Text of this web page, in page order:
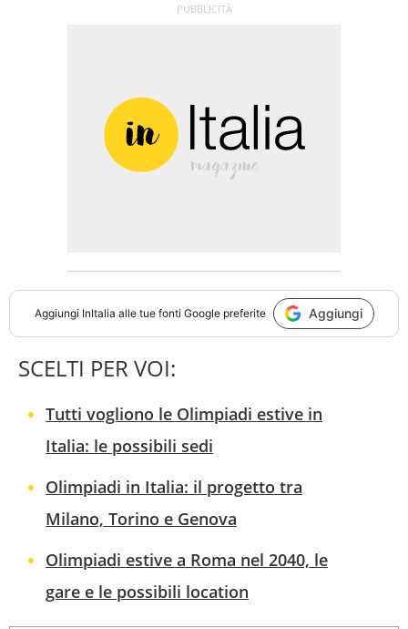
Aggiungi InItalia alle tue fonti Google preferite Aggiungi
SCELTI PER VOI:
Tutti vogliono le Olimpiadi estive in
Italia: le possibili sedi
Olimpiadi in Italia: il progetto tra
Milano, Torino e Genova
Olimpiadi estive a Roma nel 2040, le
gare e le possibili location